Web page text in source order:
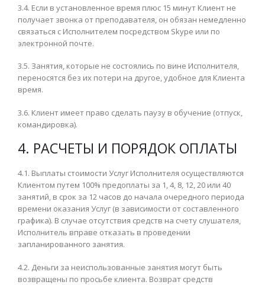
3.4. Если в установленное время плюс 15 минут Клиент не
получает звонка от преподавателя, он обязан немедленно
связаться с Исполнителем посредством Skype или по
электронной почте.
3.5. Занятия, которые не состоялись по вине Исполнителя,
переносятся без их потери на другое, удобное для Клиента
время.
3.6. Клиент имеет право сделать паузу в обучение (отпуск,
командировка).
4. РАСЧЕТЫ И ПОРЯДОК ОПЛАТЫ
4.1. Выплаты стоимости Услуг Исполнителя осуществляются
Клиентом путем 100% предоплаты за 1, 4, 8, 12, 20 или 40
занятий, в срок за 12 часов до начала очередного периода
времени оказания Услуг (в зависимости от составленного
графика). В случае отсутствия средств на счету слушателя,
Исполнитель вправе отказать в проведении
запланированного занятия.
4.2. Деньги за неиспользованные занятия могут быть
возвращены по просьбе клиента. Возврат средств